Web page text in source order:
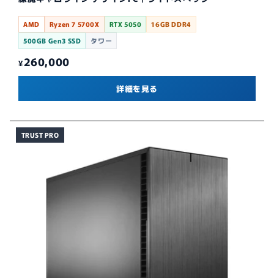
AMD Ryzen 7 5700X RTX 5050
16GB DDR4
500GB Gen3 SSD
タワー
¥260,000
詳細を見る
TRUST PRO